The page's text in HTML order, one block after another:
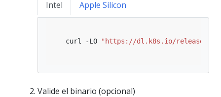
Intel Apple Silicon
   curl -LO
"https://dl.k8s.io/release/
Valide el binario (opcional)